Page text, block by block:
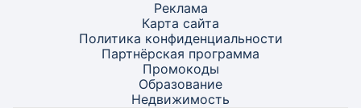
Реклама
Карта сайта
Политика конфиденциальности
Партнёрская программа
Промокоды
Образование
Недвижимость